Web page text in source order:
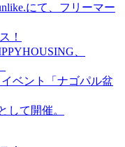
にて、フリーマー
！
、
ベント「ナゴパル盆
して開催。